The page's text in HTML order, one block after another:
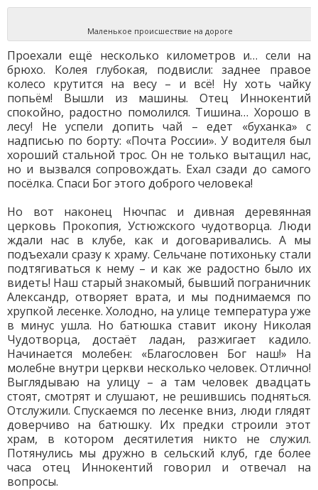
Маленькое происшествие на дороге
Проехали ещё несколько километров и… сели на
брюхо. Колея глубокая, подвисли: заднее правое
колесо крутится на весу – и всё! Ну хоть чайку
попьём! Вышли из машины. Отец Иннокентий
спокойно, радостно помолился. Тишина… Хорошо в
лесу! Не успели допить чай – едет «буханка» с
надписью по борту: «Почта России». У водителя был
хороший стальной трос. Он не только вытащил нас,
но и вызвался сопровождать. Ехал сзади до самого
посёлка. Спаси Бог этого доброго человека!
Но вот наконец Нючпас и дивная деревянная
церковь Прокопия, Устюжского чудотворца. Люди
ждали нас в клубе, как и договаривались. А мы
подъехали сразу к храму. Сельчане потихоньку стали
подтягиваться к нему – и как же радостно было их
видеть! Наш старый знакомый, бывший пограничник
Александр, отворяет врата, и мы поднимаемся по
хрупкой лесенке. Холодно, на улице температура уже
в минус ушла. Но батюшка ставит икону Николая
Чудотворца, достаёт ладан, разжигает кадило.
Начинается молебен: «Благословен Бог наш!» На
молебне внутри церкви несколько человек. Отлично!
Выглядываю на улицу – а там человек двадцать
стоят, смотрят и слушают, не решившись подняться.
Отслужили. Спускаемся по лесенке вниз, люди глядят
доверчиво на батюшку. Их предки строили этот
храм, в котором десятилетия никто не служил.
Потянулись мы дружно в сельский клуб, где более
часа отец Иннокентий говорил и отвечал на
вопросы.